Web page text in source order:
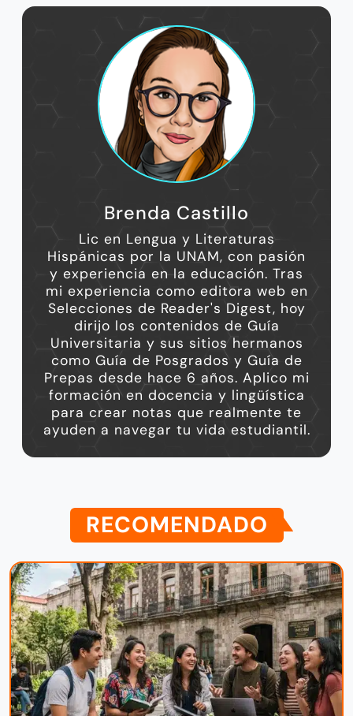
Brenda Castillo
Lic en Lengua y Literaturas
Hispánicas por la UNAM, con pasión
y experiencia en la educación. Tras
mi experiencia como editora web en
Selecciones de Reader's Digest, hoy
dirijo los contenidos de Guía
Universitaria y sus sitios hermanos
como Guía de Posgrados y Guía de
Prepas desde hace 6 años. Aplico mi
formación en docencia y lingüística
para crear notas que realmente te
ayuden a navegar tu vida estudiantil.
RECOMENDADO